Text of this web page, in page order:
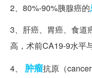
2、80%-90%胰腺癌的
3、肝癌、胃癌、食道
高，术前CA19-9水平
4、 肿瘤抗原（